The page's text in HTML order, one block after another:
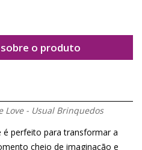
o produto
Love - Usual Brinquedos
é perfeito para transformar a
cheio de imaginação e